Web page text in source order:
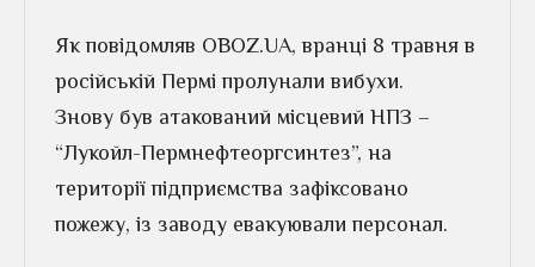
Як повідомляв OBOZ.UA, вранці 8 травня в
російській Пермі пролунали вибухи.
Знову був атакований місцевий НПЗ –
“Лукойл-Пермнефтеоргсинтез”, на
території підприємства зафіксовано
пожежу, із заводу евакуювали персонал.